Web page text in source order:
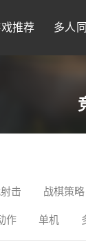
推荐 多人
击 战棋策略
作 单机